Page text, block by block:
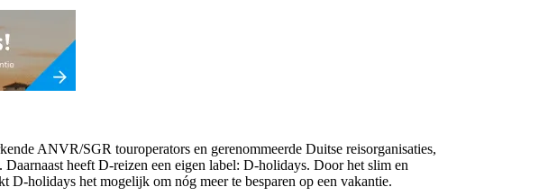
ANVR/SGR touroperators en gerenommeerde Duitse reisorganisaties,
heeft D-reizen een eigen label: D-holidays. Door het slim en
D-holidays het mogelijk om nóg meer te besparen op een vakantie.